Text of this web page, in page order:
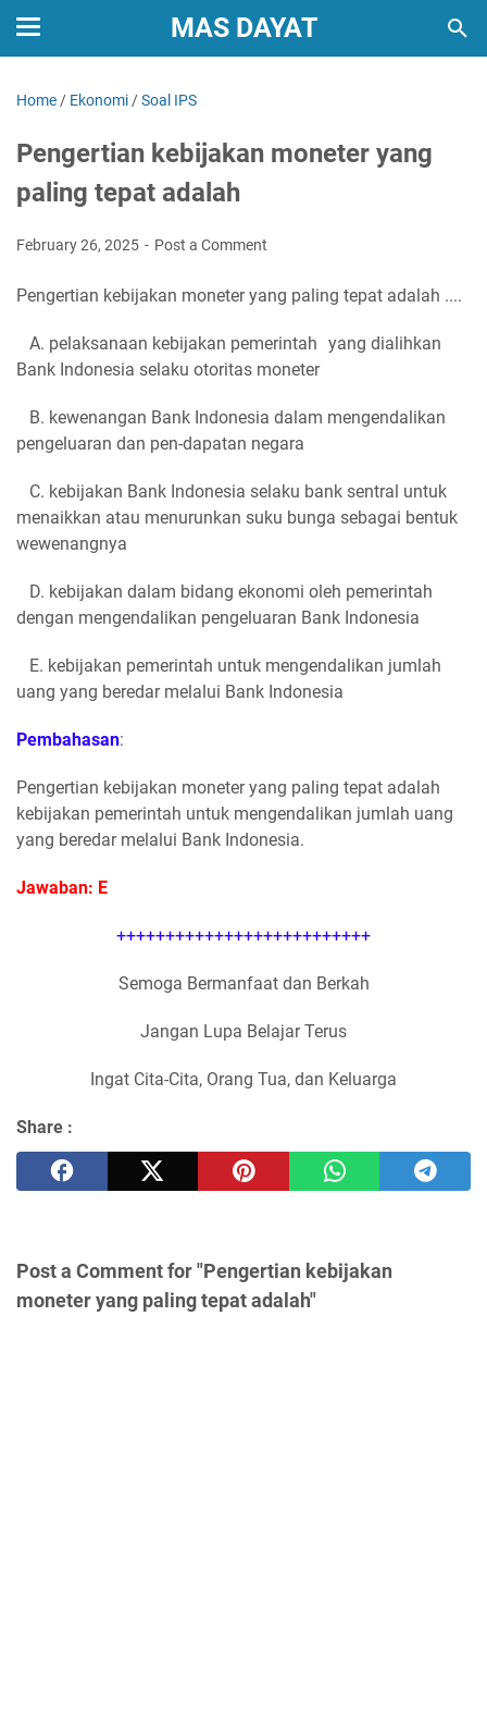
MAS DAYAT
Home / Ekonomi /Soal IPS
Pengertian kebijakan moneter yang
paling tepat adalah
February 26, 2025 Post a Comment
Pengertian kebijakan moneter yang paling tepat adalah ....
A. pelaksanaan kebijakan pemerintah yang dialihkan
Bank Indonesia selaku otoritas moneter
B. kewenangan Bank Indonesia dalam mengendalikan
pengeluaran dan pen-dapatan negara
C. kebijakan Bank Indonesia selaku bank sentral untuk
menaikkan atau menurunkan suku bunga sebagai bentuk
wewenangnya
D. kebijakan dalam bidang ekonomi oleh pemerintah
dengan mengendalikan pengeluaran Bank Indonesia
E. kebijakan pemerintah untuk mengendalikan jumlah
uang yang beredar melalui Bank Indonesia
Pembahasan:
Pengertian kebijakan moneter yang paling tepat adalah
kebijakan pemerintah untuk mengendalikan jumlah uang
yang beredar melalui Bank Indonesia.
Jawaban: E
++++++++++++++++++++++++++
Semoga Bermanfaat dan Berkah
Jangan Lupa Belajar Terus
Ingat Cita-Cita, Orang Tua, dan Keluarga
Share :
Post a Comment for "Pengertian kebijakan
moneter yang paling tepat adalah"